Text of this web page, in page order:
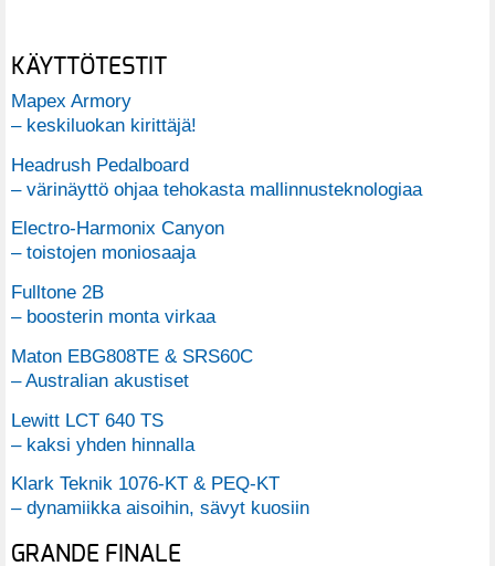
KÄYTTÖTESTIT
Mapex Armory
– keskiluokan kirittäjä!
Headrush Pedalboard
– värinäyttö ohjaa tehokasta mallinnusteknologiaa
Electro-Harmonix Canyon
– toistojen moniosaaja
Fulltone 2B
– boosterin monta virkaa
Maton EBG808TE & SRS60C
– Australian akustiset
Lewitt LCT 640 TS
– kaksi yhden hinnalla
Klark Teknik 1076-KT & PEQ-KT
– dynamiikka aisoihin, sävyt kuosiin
GRANDE FINALE